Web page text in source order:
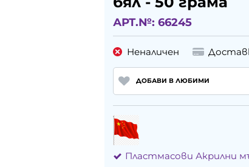
АРТ.№: 66245
Неналичен
ДОБАВИ В ЛЮБИМИ
Пластмасови Акрилни